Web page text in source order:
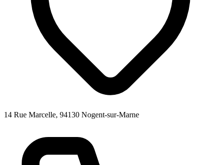
14 Rue Marcelle, 94130 Nogent-sur-Marne